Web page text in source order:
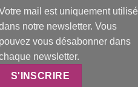
mail est uniquement utilisé
notre newsletter. Vous
pouvez vous désabonner dans
newsletter.